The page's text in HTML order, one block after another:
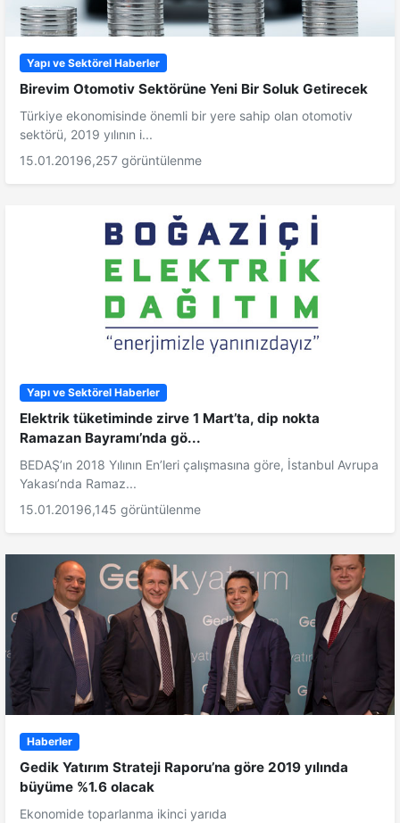
Yapı ve Sektörel Haberler
Birevim Otomotiv Sektörüne Yeni Bir Soluk Getirecek
Türkiye ekonomisinde önemli bir yere sahip olan otomotiv
sektörü, 2019 yılının i...
15.01.20196,257 görüntülenme
Yapı ve Sektörel Haberler
Elektrik tüketiminde zirve 1 Mart’ta, dip nokta
Ramazan Bayramı’nda gö...
BEDAŞ’ın 2018 Yılının En’leri çalışmasına göre, İstanbul Avrupa
Yakası’nda Ramaz...
15.01.20196,145 görüntülenme
Haberler
Gedik Yatırım Strateji Raporu’na göre 2019 yılında
büyüme %1.6 olacak
Ekonomide toparlanma ikinci yarıda